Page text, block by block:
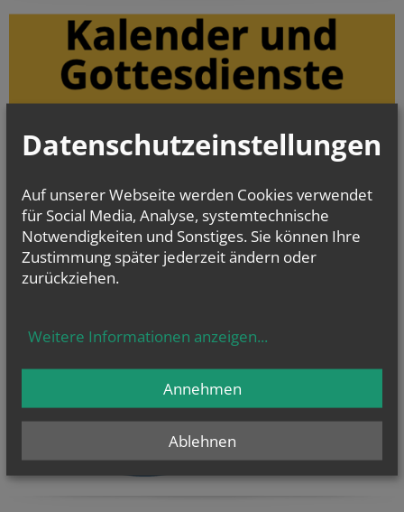
Datenschutzeinstellungen
Auf unserer Webseite werden Cookies verwendet
für Social Media, Analyse, systemtechnische
Notwendigkeiten und Sonstiges. Sie können Ihre
Zustimmung später jederzeit ändern oder
zurückziehen.
Weitere Informationen anzeigen...
Ablehnen
Annehmen